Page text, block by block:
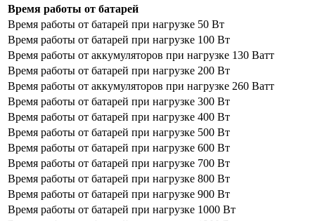
Время работы от батарей
Время работы от батарей при нагрузке 50 Вт
Время работы от батарей при нагрузке 100 Вт
Время работы от аккумуляторов при нагрузке 130 Ватт
Время работы от батарей при нагрузке 200 Вт
Время работы от аккумуляторов при нагрузке 260 Ватт
Время работы от батарей при нагрузке 300 Вт
Время работы от батарей при нагрузке 400 Вт
Время работы от батарей при нагрузке 500 Вт
Время работы от батарей при нагрузке 600 Вт
Время работы от батарей при нагрузке 700 Вт
Время работы от батарей при нагрузке 800 Вт
Время работы от батарей при нагрузке 900 Вт
Время работы от батарей при нагрузке 1000 Вт